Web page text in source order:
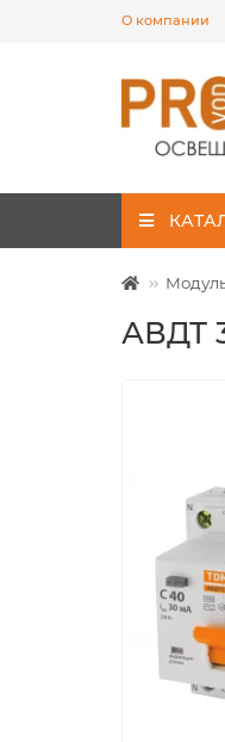
О компании
АВДТ